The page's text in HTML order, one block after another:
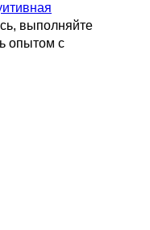
выполняйте
опытом с